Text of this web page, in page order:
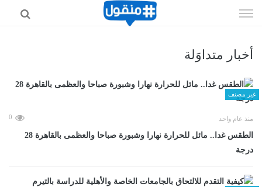
الى
أخبار متداوَلة
غير مصنف
منذ عام واحد 0
الطقس غدا.. مائل للحرارة نهارا وشبورة صباحا والعظمى بالقاهرة 28
درجة